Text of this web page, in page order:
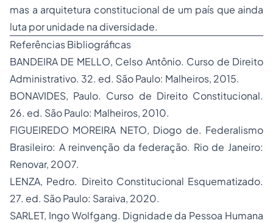
mas a arquitetura constitucional de um país que ainda
luta por unidade na diversidade.
Referências Bibliográficas
BANDEIRA DE MELLO, Celso Antônio. Curso de Direito
Administrativo. 32. ed. São Paulo: Malheiros, 2015.
BONAVIDES, Paulo. Curso de Direito Constitucional.
26. ed. São Paulo: Malheiros, 2010.
FIGUEIREDO MOREIRA NETO, Diogo de. Federalismo
Brasileiro: A reinvenção da federação. Rio de Janeiro:
Renovar, 2007.
LENZA, Pedro. Direito Constitucional Esquematizado.
27. ed. São Paulo: Saraiva, 2020.
SARLET, Ingo Wolfgang. Dignidade da Pessoa Humana